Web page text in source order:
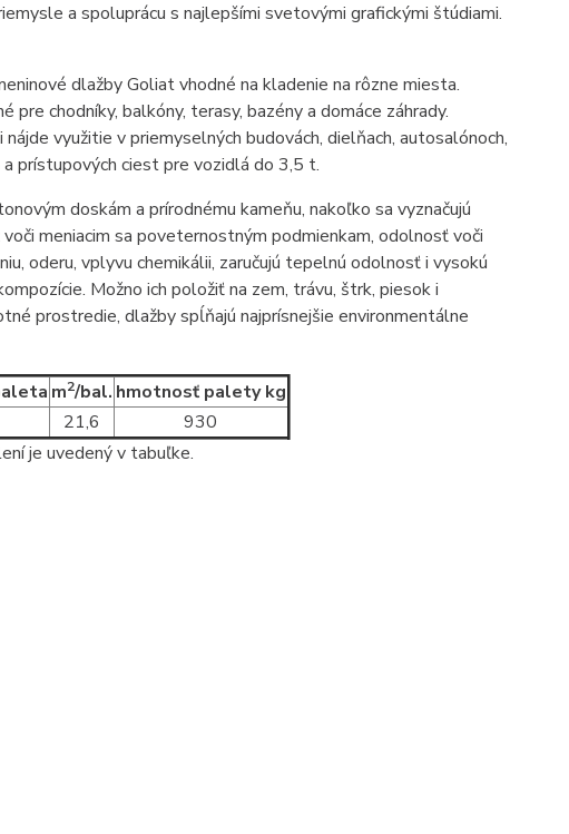
a spoluprácu s najlepšími svetovými grafickými štúdiami.
dlažby Goliat vhodné na kladenie na rôzne miesta.
chodníky, balkóny, terasy, bazény a domáce záhrady.
využitie v priemyselných budovách, dielňach, autosalónoch,
a prístupových ciest pre vozidlá do 3,5 t.
doskám a prírodnému kameňu, nakoľko sa vyznačujú
meniacim sa poveternostným podmienkam, odolnosť voči
oderu, vplyvu chemikálii, zaručujú tepelnú odolnosť i vysokú
Možno ich položiť na zem, trávu, štrk, piesok i
prostredie, dlažby spĺňajú najprísnejšie environmentálne
m2/bal. hmotnosť palety kg
21,6
930
je uvedený v tabuľke.